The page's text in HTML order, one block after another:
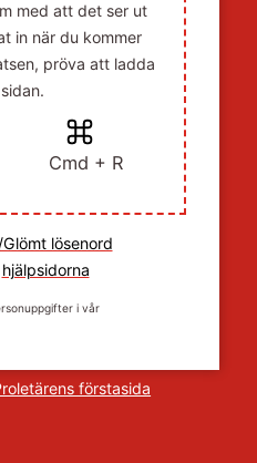
med att det ser ut
in när du kommer
pröva att ladda
Cmd + R
lösenord
hjälpsidorna
i vår
förstasida